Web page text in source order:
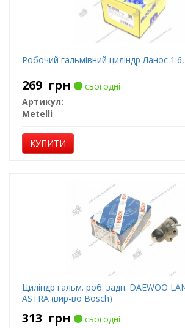
Робочий гальмівний циліндр Ланос
269 грн
сьогодні
Артикул:
Metelli
КУПИТИ
Циліндр гальм. роб. задн. DAEWOO
ASTRA (вир-во Bosch)
313 грн
сьогодні